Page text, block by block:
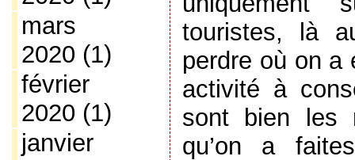
mars
2020 (1)
février
2020 (1)
janvier
touristes, là
perdre où on a
activité à
sont bien les
qu’on a